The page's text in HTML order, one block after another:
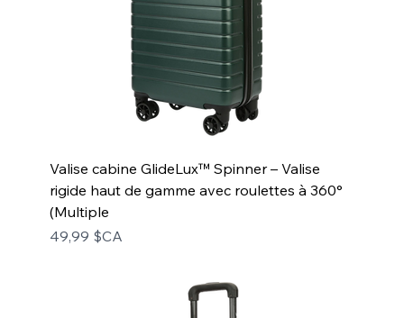
Valise cabine GlideLux™ Spinner – Valise
rigide haut de gamme avec roulettes à 360°
(Multiple
Prix
49,99 $CA